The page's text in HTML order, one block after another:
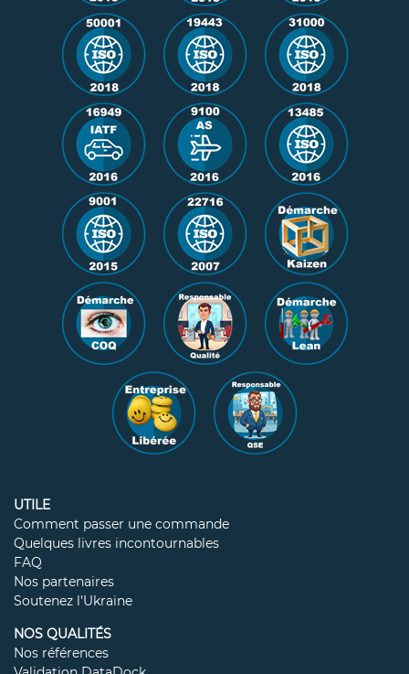
UTILE
Comment passer une commande
Quelques livres incontournables
FAQ
Nos partenaires
Soutenez l'Ukraine
NOS QUALITÉS
Nos références